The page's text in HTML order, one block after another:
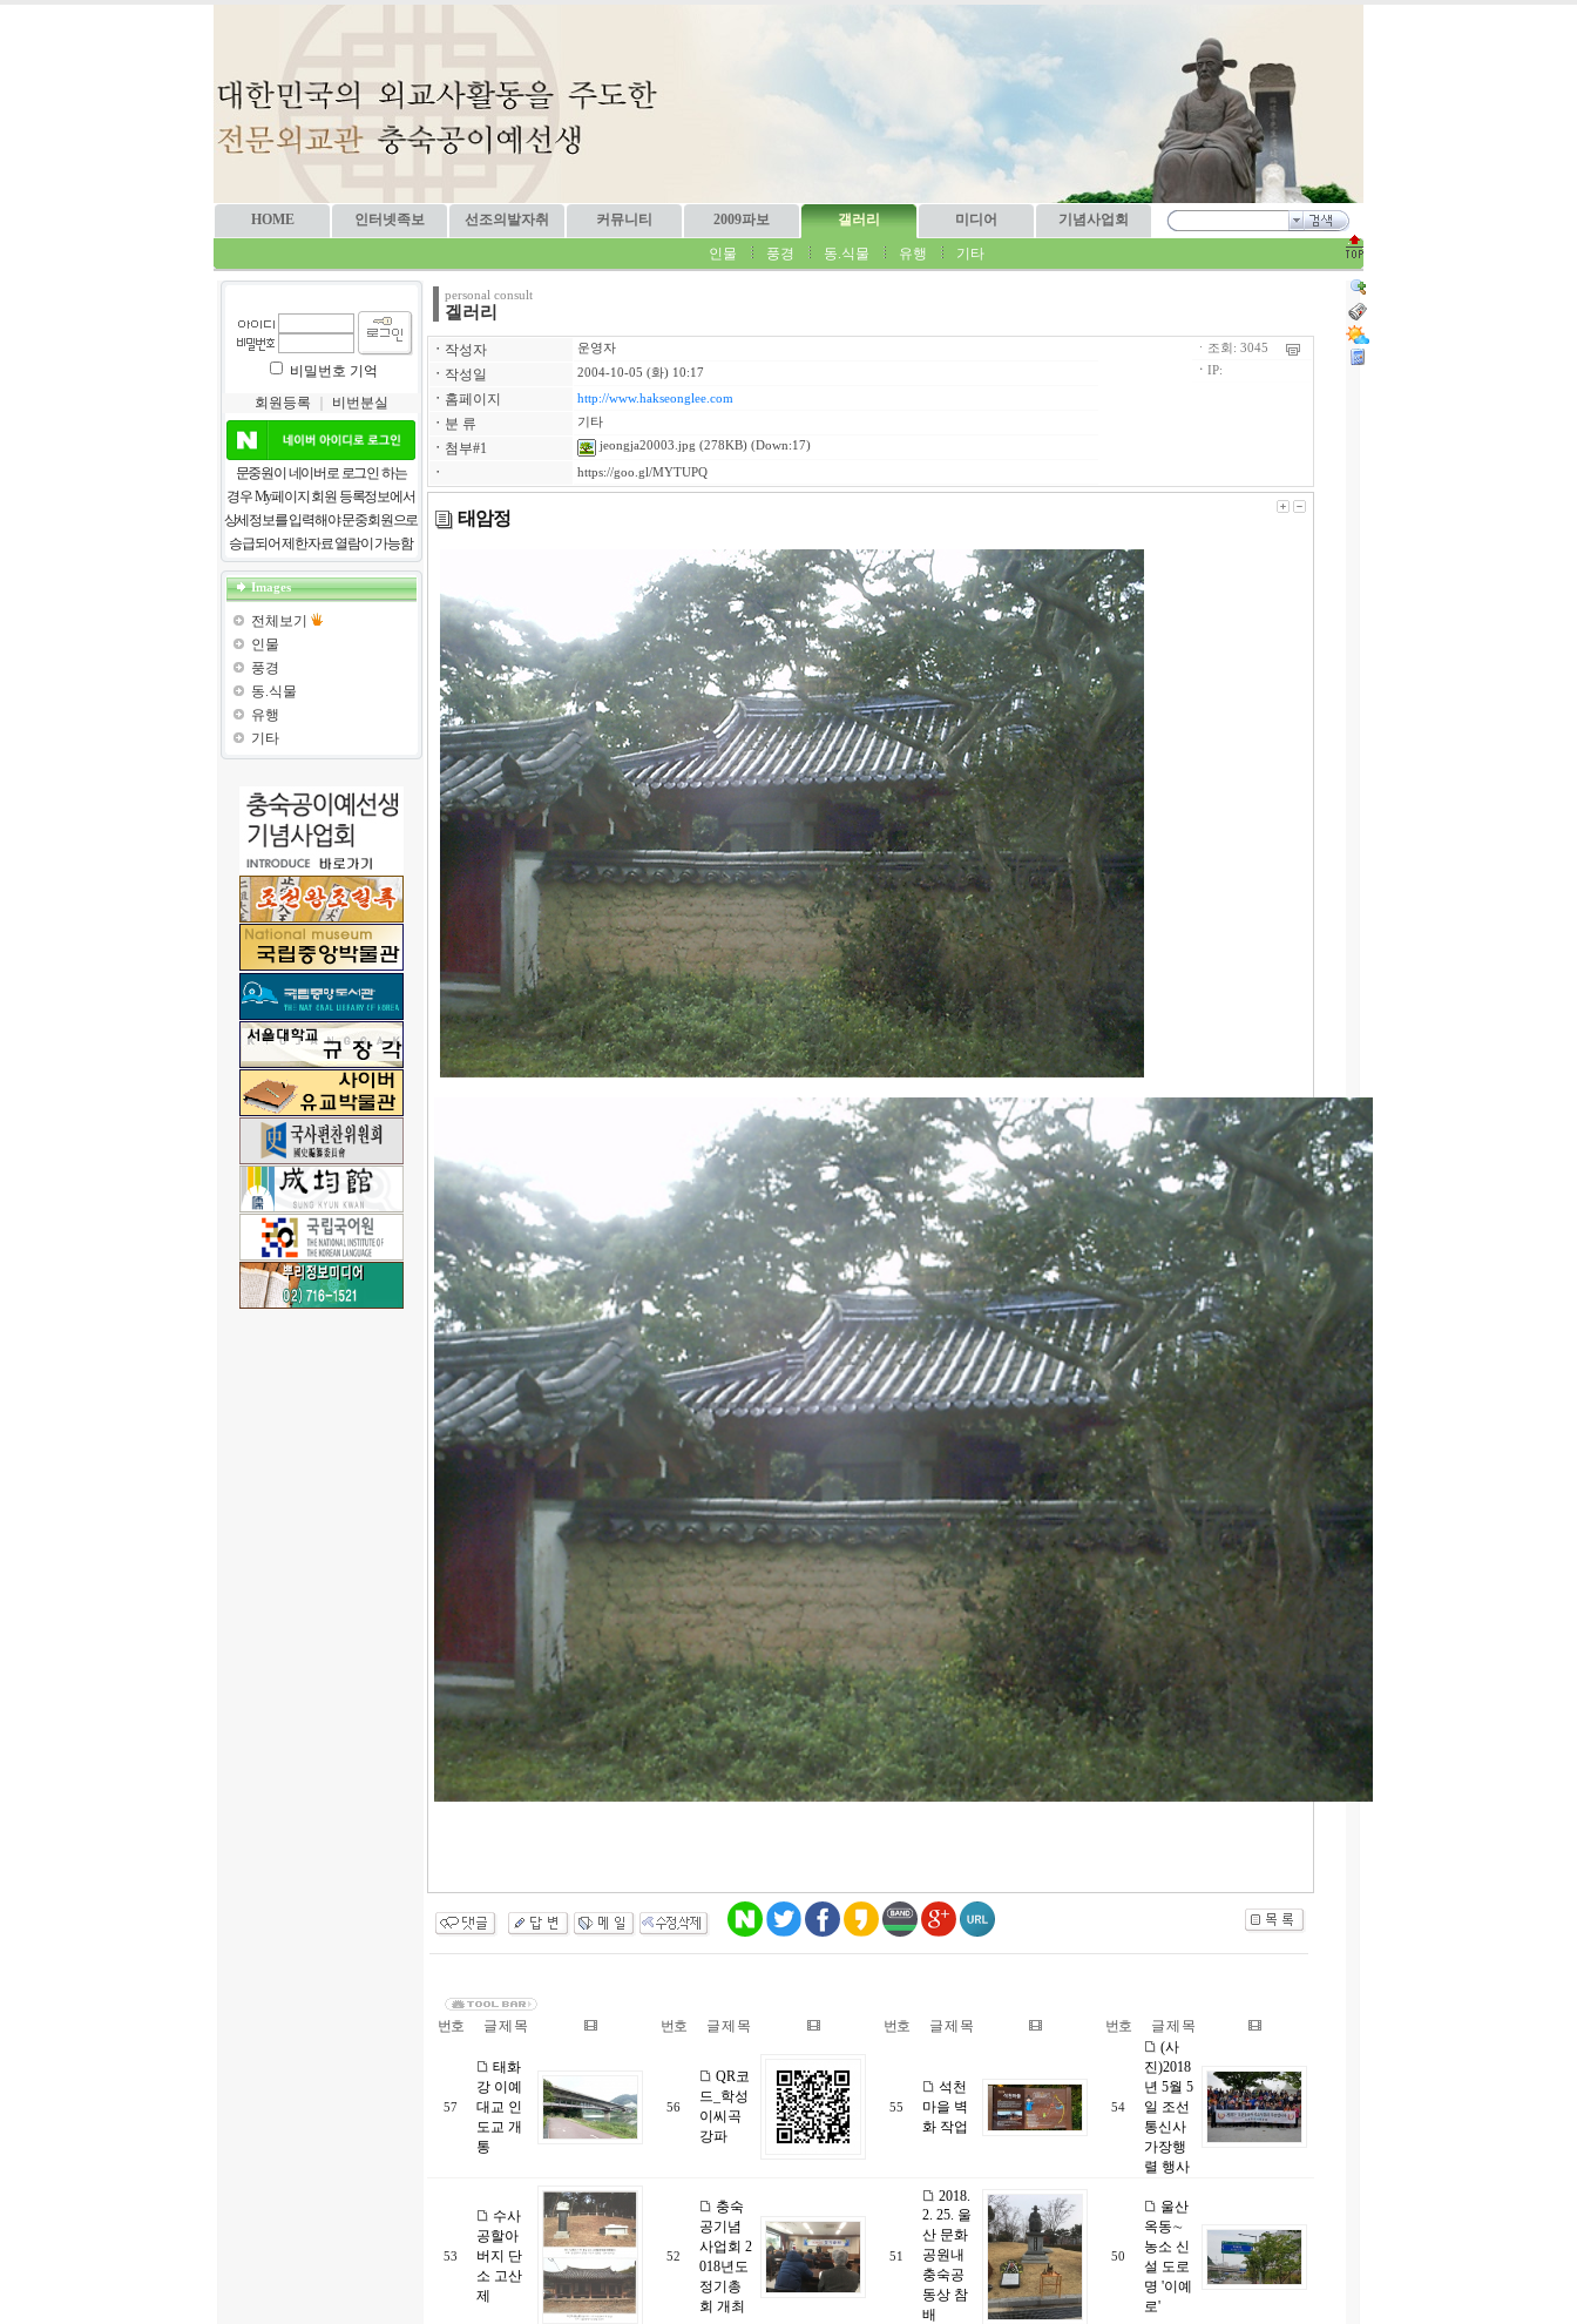
HOME 인터넷족보 선조의발자취 커뮤니티 2009파보 갤러리 미디어 기념사업회
인물 풍경 동.식물 유행 기타
비밀번호 기억
회원등록
비번분실
문중원이 네이버로 로그인 하는
경우 My페이지 회원 등록정보에서
상세정보를 입력해야 문중회원으로
승급되어 제한자료 열람이 가능함
Images
전체보기
인물
풍경
동.식물
유행
기타
personal consult
겔러리
ㆍ 작성자 운영자
ㆍ 작성일 2004-10-05 (화) 10:17
ㆍ 홈페이지 http://www.hakseonglee.com
ㆍ 분 류 기타
ㆍ 첨부#1 jeongja20003.jpg (278KB) (Down:17)
ㆍ https://goo.gl/MYTUPQ
ㆍ조회: 3045
ㆍ IP:
태암정
번호 글 제 목 번호 글 제 목 번호 글 제 목 번호 글 제 목
57
태화
강 이예
대교 인
도교 개
통
56
QR코
드_학성
이씨곡
강파
55
석천
마을 벽
화 작업
54
(사
진)2018
년 5월 5
일 조선
통신사
가장행
렬 행사
53
수사
공할아
버지 단
소 고산
제
52
충숙
공기념
사업회 2
018년도
정기총
회 개최
51
2018.
2. 25. 울
산 문화
공원내
충숙공
동상 참
배
50
울산
옥동∼
농소 신
설 도로
명 '이예
로'